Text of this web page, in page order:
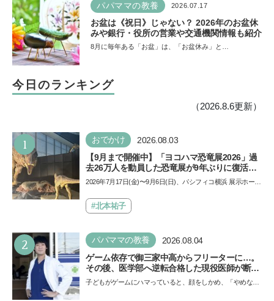
パパママの教養 2026.07.17
お盆は《祝日》じゃない？ 2026年のお盆休
みや銀行・役所の営業や交通機関情報も紹介
8月に毎年ある「お盆」は、「お盆休み」と…
今日のランキング
（2026.8.6更新）
1 おでかけ 2026.08.03
【9月まで開催中】「ヨコハマ恐竜展2026」過
去26万人を動員した恐竜展が9年ぶりに復活！
夏休みのおでかけで楽しむポイントを完全ガイ
2026年7月17日(金)〜9月6日(日)、パシフィコ横浜 展示ホール
催…#北本祐子
2 パパママの教養 2026.08.04
ゲーム依存で御三家中高からフリーターに…。
その後、医学部へ逆転合格した現役医師が断言
「ゲームの経験が受験勉強に役立った」そう考
子どもがゲームにハマっていると、顔をしかめ、「やめなさ